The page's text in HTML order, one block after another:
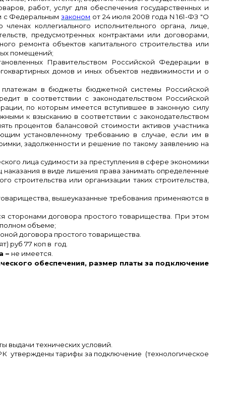
работ, услуг для обеспечения государственных и
с Федеральнымзаконом от 24 июля 2008 года N 161-ФЗ "О
коллегиального исполнительного органа, лице,
предусмотренных контрактами или договорами,
ремонта объектов капитального строительства или
помещений;
Правительством Российской Федерации в
домов и иных объектов недвижимости и о
платежам в бюджеты бюджетной системы Российской
в соответствии с законодательством Российской
по которым имеется вступившее в законную силу
к взысканию в соответствии с законодательством
процентов балансовой стоимости активов участника
установленному требованию в случае, если им в
задолженности и решение по такому заявлению на
лица судимости за преступления в сфере экономики
в виде лишения права занимать определенные
строительства или организации таких строительства,
вышеуказанные требования применяются в
сторонами договора простого товарищества. При этом
объеме;
договора простого товарищества.
руб 77 коп в год.
– не имеется.
обеспечения, размер платы за подключение
выдачи технических условий.
утверждены тарифы за подключение (технологическое